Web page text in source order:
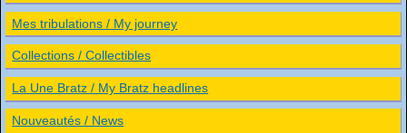
Mes tribulations / My journey
Collections / Collectibles
La Une Bratz / My Bratz headlines
Nouveautés / News